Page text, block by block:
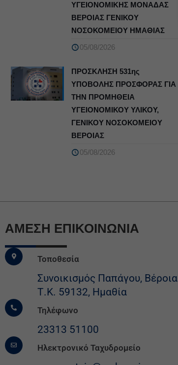
ΥΓΕΙΟΝΟΜΙΚΗΣ ΜΟΝΑΔΑΣ
ΒΕΡΟΙΑΣ ΓΕΝΙΚΟΥ
ΝΟΣΟΚΟΜΕΙΟΥ ΗΜΑΘΙΑΣ
05/08/2026
ΠΡΟΣΚΛΗΣΗ 531ης
ΥΠΟΒΟΛΗΣ ΠΡΟΣΦΟΡΑΣ ΓΙΑ
ΤΗΝ ΠΡΟΜΗΘΕΙΑ
ΥΓΕΙΟΝΟΜΙΚΟΥ ΥΛΙΚΟΥ,
ΓΕΝΙΚΟΥ ΝΟΣΟΚΟΜΕΙΟΥ
ΒΕΡΟΙΑΣ
05/08/2026
ΆΜΕΣΗ ΕΠΙΚΟΙΝΩΝΙΑ
Τοποθεσία
Συνοικισμός Παπάγου, Βέροια
Τ.Κ. 59132, Ημαθία
Τηλέφωνο
23313 51100
Ηλεκτρονικό Ταχυδρομείο